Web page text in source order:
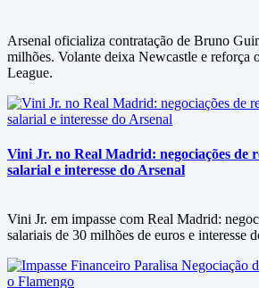
Arsenal oficializa contratação de Bruno
milhões. Volante deixa Newcastle e reforça
League.
Vini Jr. no Real Madrid: negociações de
salarial e interesse do Arsenal
Vini Jr. em impasse com Real Madrid:
salariais de 30 milhões de euros e interesse